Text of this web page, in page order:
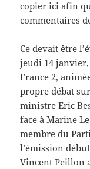
copier ici afin
commentaires
Ce devait être
jeudi 14 janvier,
France 2,
propre débat
ministre Eric
face à Marine
membre du
l’émission
Vincent Peillon